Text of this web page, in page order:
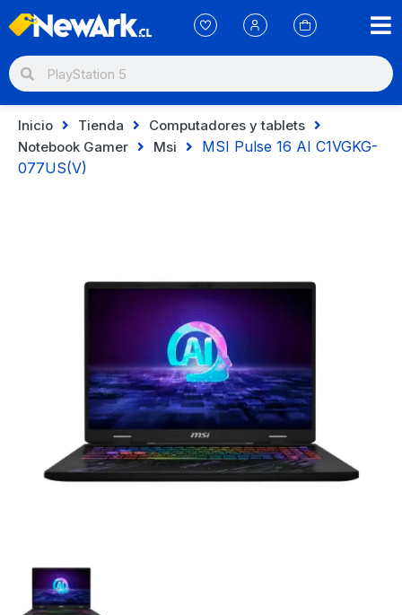
Inicio Tienda
Computadores y tablets
Notebook Gamer
Msi
MSI Pulse 16 AI C1VGKG-
077US(V)